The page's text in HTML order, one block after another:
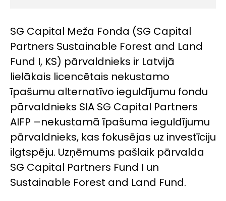
SG Capital Meža Fonda (SG Capital
Partners Sustainable Forest and Land
Fund I, KS) pārvaldnieks ir Latvijā
lielākais licencētais nekustamo
īpašumu alternatīvo ieguldījumu fondu
pārvaldnieks SIA SG Capital Partners
AIFP –nekustamā īpašuma ieguldījumu
pārvaldnieks, kas fokusējas uz investīciju
ilgtspēju. Uzņēmums pašlaik pārvalda
SG Capital Partners Fund I un
Sustainable Forest and Land Fund.